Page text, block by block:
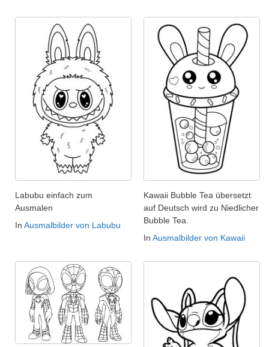
Labubu einfach zum
Ausmalen
In Ausmalbilder von Labubu
Kawaii Bubble Tea übersetzt
auf Deutsch wird zu Niedlicher
Bubble Tea.
In Ausmalbilder von Kawaii